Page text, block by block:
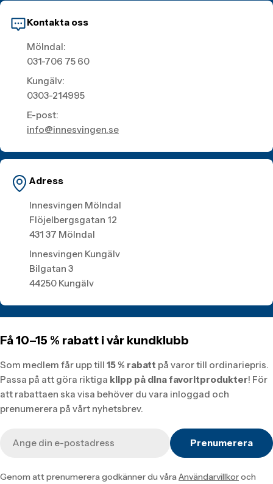
Kontakta oss
Mölndal:
031-706 75 60
Kungälv:
0303-214995
E-post:
info@innesvingen.se
Adress
Innesvingen Mölndal
Flöjelbergsgatan 12
431 37 Mölndal
Innesvingen Kungälv
Bilgatan 3
44250 Kungälv
Få 10–15 % rabatt i vår kundklubb
Som medlem får upp till 15 % rabatt på varor till ordinariepris.
Passa på att göra riktiga klipp på dina favoritprodukter! För
att rabattaen ska visa behöver du vara inloggad och
prenumerera på vårt nyhetsbrev.
post
Prenumerera
Genom att prenumerera godkänner du våraAnvändarvillkoroch